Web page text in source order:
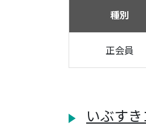
種別
正会員
いぶす